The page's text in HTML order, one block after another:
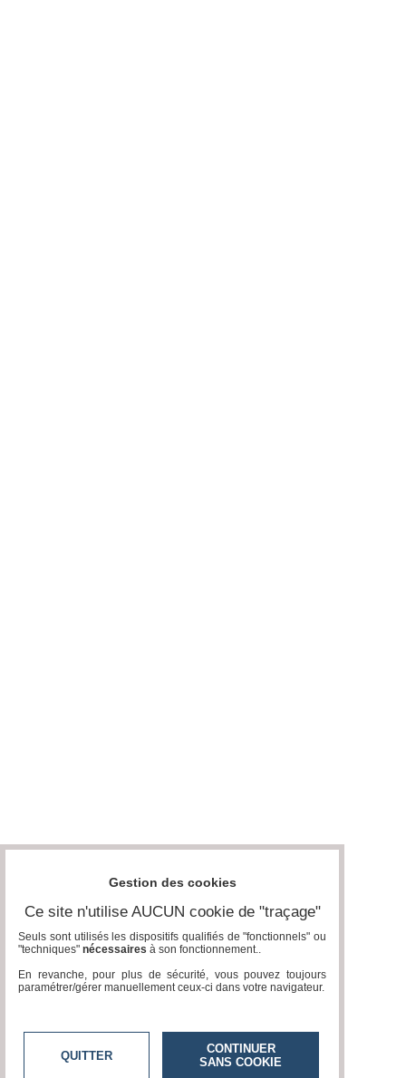
Gestion des cookies
Ce site n'utilise AUCUN cookie de "traçage"
Seuls sont utilisés les dispositifs qualifiés de "fonctionnels" ou
"techniques" nécessaires à son fonctionnement..
En revanche, pour plus de sécurité, vous pouvez toujours
paramétrer/gérer manuellement ceux-ci dans votre navigateur.
QUITTER
CONTINUER
SANS COOKIE